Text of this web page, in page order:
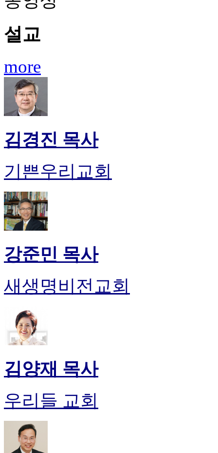
진
기
대
기
터
토
끼
진
기
미
프
진
미
국
시
간
설교
more
김경진 목사
기쁜우리교회
강준민 목사
새생명비전교회
김양재 목사
우리들 교회